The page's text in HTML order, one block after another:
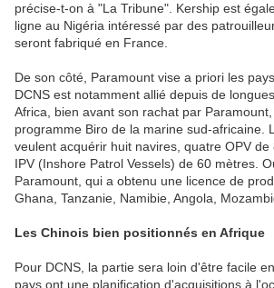
précise-t-on à "La Tribune". Kership est
ligne au Nigéria intéressé par des
seront fabriqué en France.
De son côté, Paramount vise a priori les
DCNS est notamment allié depuis de
Africa, bien avant son rachat par
programme Biro de la marine sud-africaine.
veulent acquérir huit navires, quatre OPV
IPV (Inshore Patrol Vessels) de 60 mètres.
Paramount, qui a obtenu une licence de
Ghana, Tanzanie, Namibie, Angola,
Les Chinois bien positionnés en Afrique
Pour DCNS, la partie sera loin d'être facile
pays ont une planification d'acquisitions à